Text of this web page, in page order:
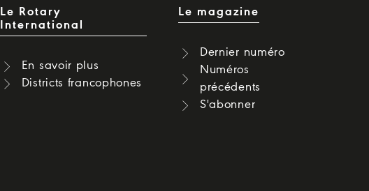
Le Rotary
International
En savoir plus
Districts francophones
Le magazine
Dernier numéro
Numéros
précédents
S'abonner